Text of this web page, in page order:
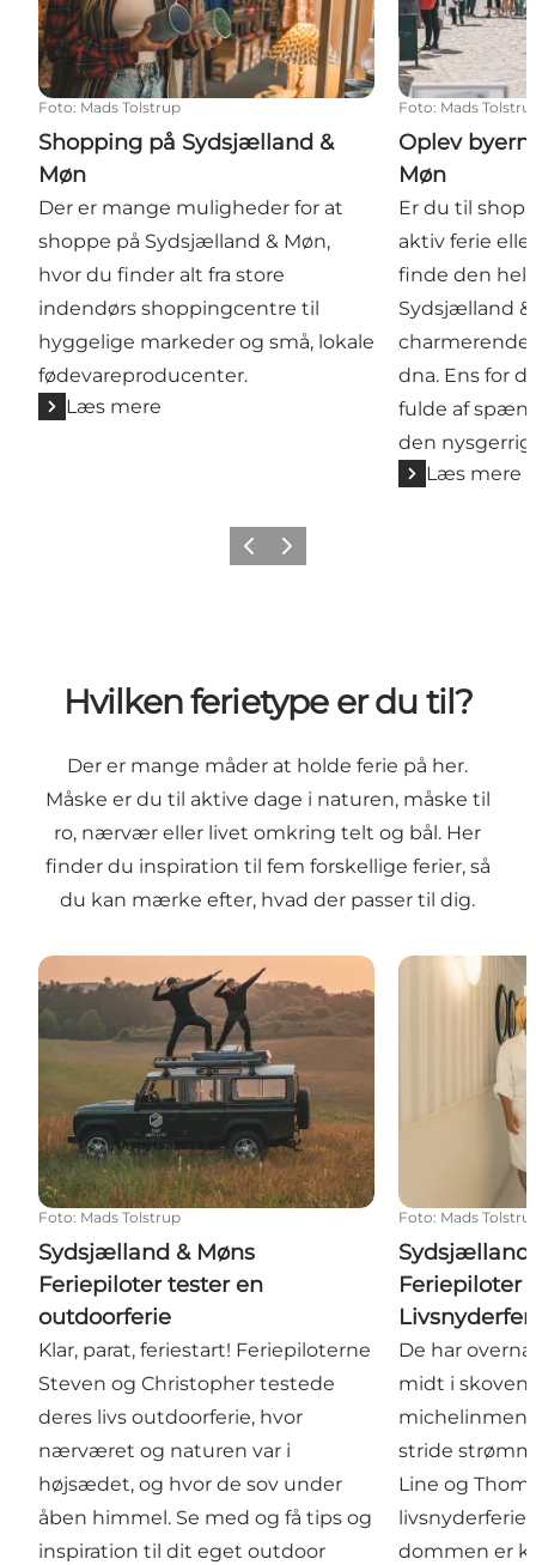
Foto: Mads Tolstrup
Shopping på Sydsjælland &
Møn
Der er mange muligheder for at
shoppe på Sydsjælland & Møn,
hvor du finder alt fra store
indendørs shoppingcentre til
hyggelige markeder og små, lokale
fødevareproducenter.
Læs mere
Foto: Mads
Oplev
Møn
Er du til
aktiv ferie
finde den
Sydsjælland
charmerende
dna. Ens for
fulde af
den
Læs mere
ForrigeNæste
Hvilken ferietype er du til?
Der er mange måder at holde ferie på her.
Måske er du til aktive dage i naturen, måske til
ro, nærvær eller livet omkring telt og bål. Her
finder du inspiration til fem forskellige ferier, så
du kan mærke efter, hvad der passer til dig.
Sydsjælland & Møns Feriepiloter tester en
Foto: Mads Tolstrup
Sydsjælland & Møns
Feriepiloter tester en
outdoorferie
Klar, parat, feriestart! Feriepiloterne
Steven og Christopher testede
deres livs outdoorferie, hvor
nærværet og naturen var i
højsædet, og hvor de sov under
åben himmel. Se med og få tips og
inspiration til dit eget outdoor
Sydsjælland
Foto: Mads
Sydsjælland
Feriepiloter
De har
midt i
stride
Line og
livsnyderferie
dommen er